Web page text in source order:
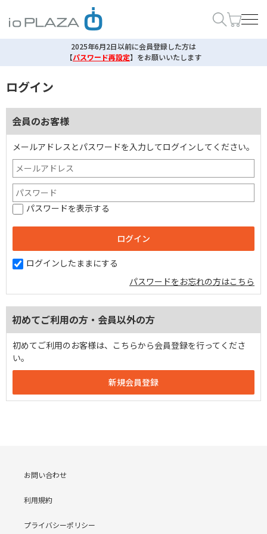
2025年6月2日以前に会員登録した方は
【パスワード再設定】 をお願いいたします
ログイン
会員のお客様
メールアドレスとパスワードを入力してログインしてください。
パスワードを表示する
ログインしたままにする
パスワードをお忘れの方はこちら
初めてご利用の方・会員以外の方
初めてご利用のお客様は、こちらから会員登録を行ってくださ
い。
お問い合わせ
利用規約
プライバシーポリシー